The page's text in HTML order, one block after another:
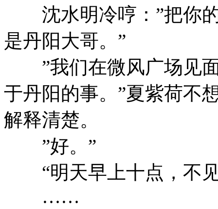
沈水明冷哼：”把你的
是丹阳大哥。”
”我们在微风广场见面
于丹阳的事。”夏紫荷不
解释清楚。
”好。”
“明天早上十点，不见
……